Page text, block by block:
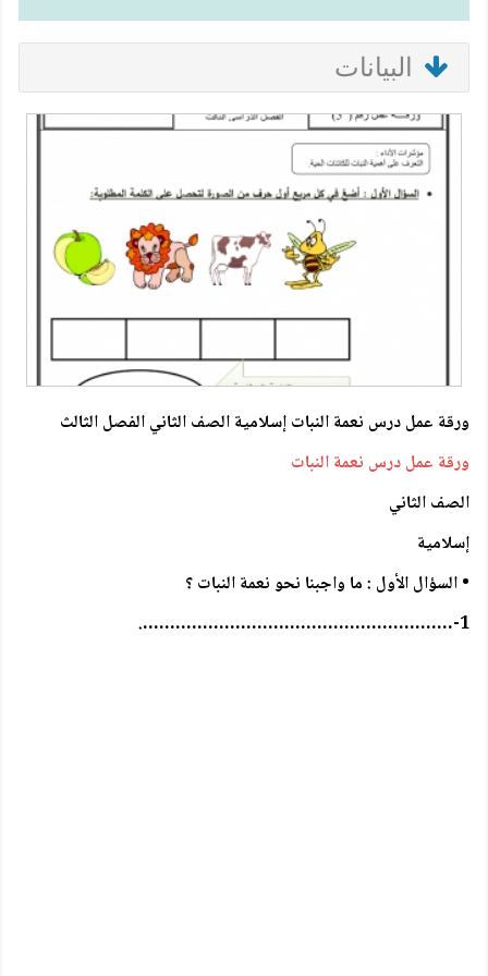
البيانات
ورقة عمل درس نعمة النبات إسلامية الصف الثاني الفصل الثالث
ورقة عمل درس نعمة النبات
الصف الثاني
إسلامية
• السؤال الأول : ما واجبنا نحو نعمة النبات ؟
1-………………………………………………….